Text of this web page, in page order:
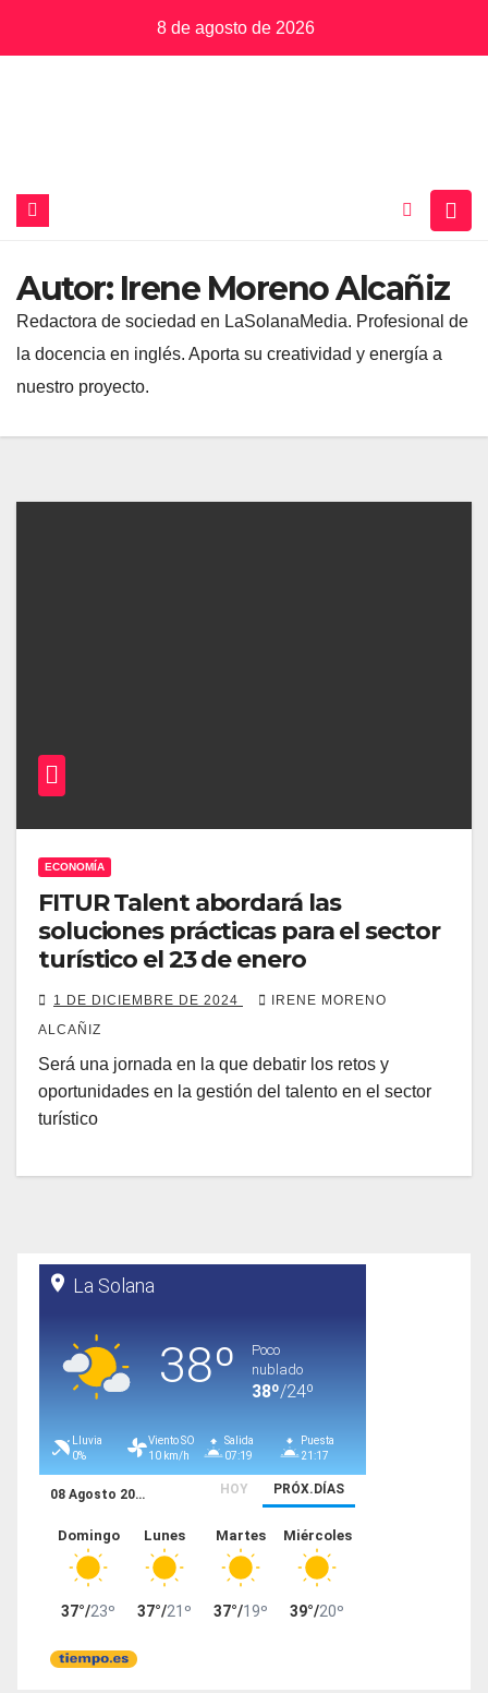
8 de agosto de 2026
Autor: Irene Moreno Alcañiz
Redactora de sociedad en LaSolanaMedia. Profesional de
la docencia en inglés. Aporta su creatividad y energía a
nuestro proyecto.
ECONOMÍA
FITUR Talent abordará las
soluciones prácticas para el sector
turístico el 23 de enero
1 DE DICIEMBRE DE 2024
IRENE MORENO
ALCAÑIZ
Será una jornada en la que debatir los retos y
oportunidades en la gestión del talento en el sector
turístico